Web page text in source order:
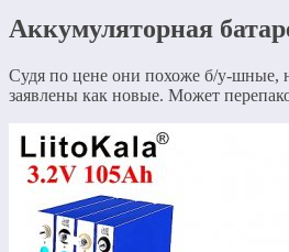
Аккумуляторная
Судя по цене они похоже б/у-шные,
заявлены как новые. Может